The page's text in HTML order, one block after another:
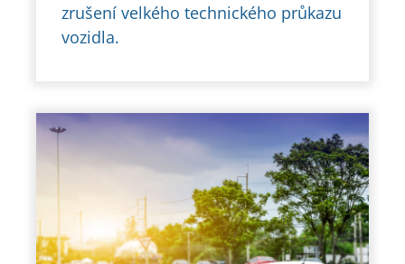
zrušení velkého technického průkazu
vozidla.